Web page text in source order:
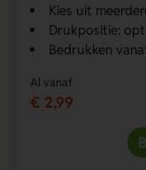
Kies uit
Drukpositie:
Bedrukken
Al vanaf
€ 2,99